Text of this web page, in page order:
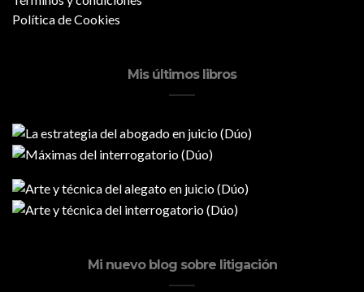
Política de Cookies
Mis últimos libros
Mi nuevo blog sobre litigación